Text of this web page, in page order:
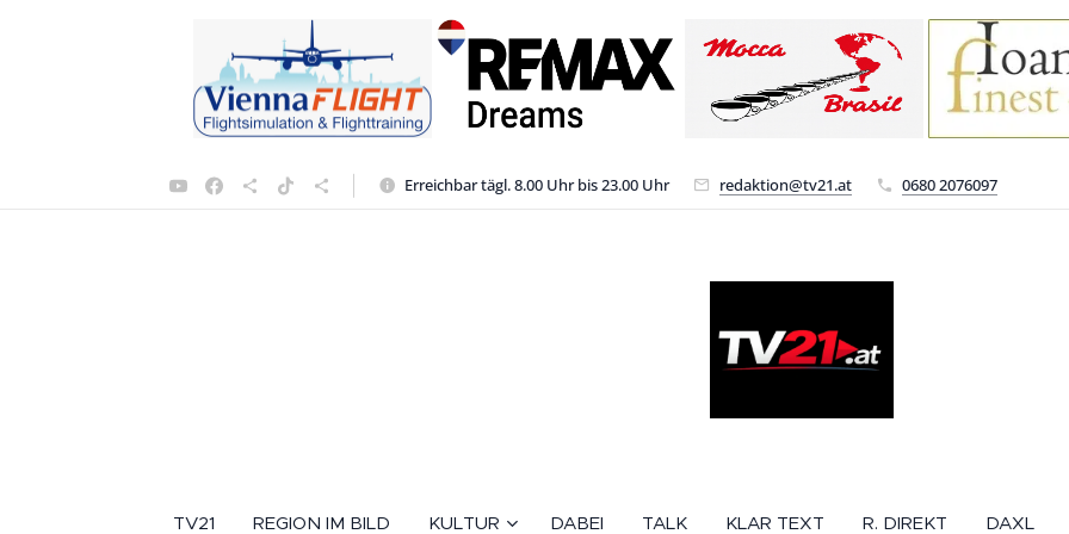
Erreichbar tägl. 8.00 Uhr bis 23.00 Uhr redaktion@tv21.at 0680 2076097
TV21 REGION IM BILD KULTUR DABEI TALK KLAR TEXT R. DIREKT DAXL